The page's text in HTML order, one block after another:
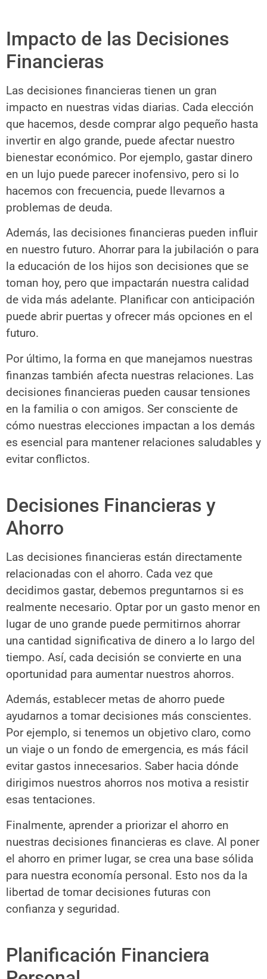
Impacto de las Decisiones
Financieras
Las decisiones financieras tienen un gran
impacto en nuestras vidas diarias. Cada elección
que hacemos, desde comprar algo pequeño hasta
invertir en algo grande, puede afectar nuestro
bienestar económico. Por ejemplo, gastar dinero
en un lujo puede parecer inofensivo, pero si lo
hacemos con frecuencia, puede llevarnos a
problemas de deuda.
Además, las decisiones financieras pueden influir
en nuestro futuro. Ahorrar para la jubilación o para
la educación de los hijos son decisiones que se
toman hoy, pero que impactarán nuestra calidad
de vida más adelante. Planificar con anticipación
puede abrir puertas y ofrecer más opciones en el
futuro.
Por último, la forma en que manejamos nuestras
finanzas también afecta nuestras relaciones. Las
decisiones financieras pueden causar tensiones
en la familia o con amigos. Ser consciente de
cómo nuestras elecciones impactan a los demás
es esencial para mantener relaciones saludables y
evitar conflictos.
Decisiones Financieras y
Ahorro
Las decisiones financieras están directamente
relacionadas con el ahorro. Cada vez que
decidimos gastar, debemos preguntarnos si es
realmente necesario. Optar por un gasto menor en
lugar de uno grande puede permitirnos ahorrar
una cantidad significativa de dinero a lo largo del
tiempo. Así, cada decisión se convierte en una
oportunidad para aumentar nuestros ahorros.
Además, establecer metas de ahorro puede
ayudarnos a tomar decisiones más conscientes.
Por ejemplo, si tenemos un objetivo claro, como
un viaje o un fondo de emergencia, es más fácil
evitar gastos innecesarios. Saber hacia dónde
dirigimos nuestros ahorros nos motiva a resistir
esas tentaciones.
Finalmente, aprender a priorizar el ahorro en
nuestras decisiones financieras es clave. Al poner
el ahorro en primer lugar, se crea una base sólida
para nuestra economía personal. Esto nos da la
libertad de tomar decisiones futuras con
confianza y seguridad.
Planificación Financiera